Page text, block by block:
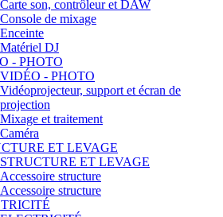
Carte son, contrôleur et DAW
Console de mixage
Enceinte
Matériel DJ
- PHOTO
VIDÉO - PHOTO
Vidéoprojecteur, support et écran de
projection
Mixage et traitement
Caméra
ET LEVAGE
STRUCTURE ET LEVAGE
Accessoire structure
Accessoire structure